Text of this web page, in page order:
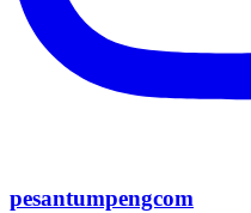
pesantumpengcom